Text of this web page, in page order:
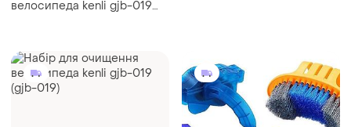
велосипеда kenli gjb-019